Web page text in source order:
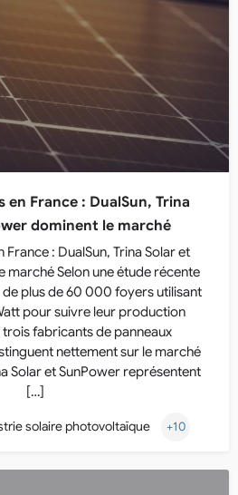
en France : DualSun, Trina
dominent le marché
France : DualSun, Trina Solar et
marché Selon une étude récente
de plus de 60 000 foyers utilisant
pour suivre leur production
trois fabricants de panneaux
nettement sur le marché
Solar et SunPower représentent
[…]
solaire photovoltaïque +10